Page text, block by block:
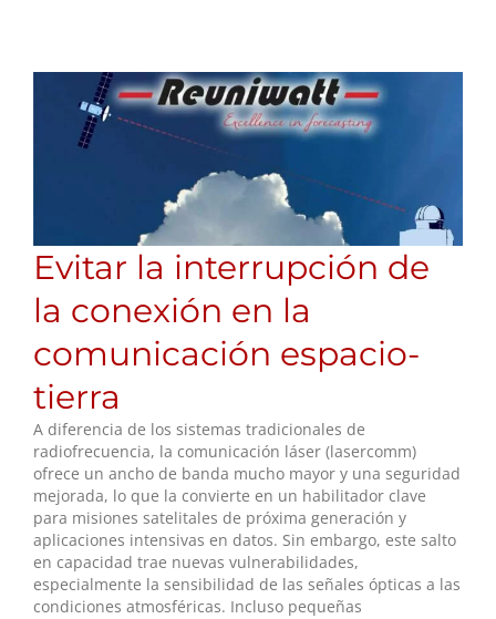
Evitar la interrupción de
la conexión en la
comunicación espacio-
tierra
A diferencia de los sistemas tradicionales de
radiofrecuencia, la comunicación láser (lasercomm)
ofrece un ancho de banda mucho mayor y una seguridad
mejorada, lo que la convierte en un habilitador clave
para misiones satelitales de próxima generación y
aplicaciones intensivas en datos. Sin embargo, este salto
en capacidad trae nuevas vulnerabilidades,
especialmente la sensibilidad de las señales ópticas a las
condiciones atmosféricas. Incluso pequeñas